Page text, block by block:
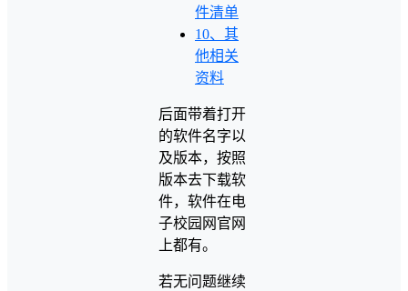
件清单
10、其
他相关
资料
后面带着打开
的软件名字以
及版本，按照
版本去下载软
件，软件在电
子校园网官网
上都有。
若无问题继续